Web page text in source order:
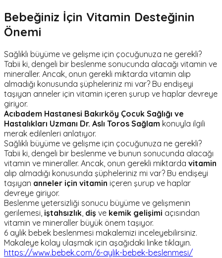
Bebeğiniz İçin Vitamin Desteğinin
Önemi
Sağlıklı büyüme ve gelişme için çocuğunuza ne gerekli?
Tabii ki, dengeli bir beslenme sonucunda alacağı vitamin ve
mineraller. Ancak, onun gerekli miktarda vitamin alıp
almadığı konusunda şüpheleriniz mi var? Bu endişeyi
taşıyan anneler için vitamin içeren şurup ve haplar devreye
giriyor.
Acıbadem Hastanesi Bakırköy Çocuk Sağlığı ve
Hastalıkları Uzmanı Dr. Aslı Toros Sağlam konuyla ilgili
merak edilenleri anlatıyor.
Sağlıklı büyüme ve gelişme için çocuğunuza ne gerekli?
Tabii ki, dengeli bir beslenme ve bunun sonucunda alacağı
vitamin ve mineraller. Ancak, onun gerekli miktarda vitamin
alıp almadığı konusunda şüpheleriniz mi var? Bu endişeyi
taşıyan anneler için vitamin içeren şurup ve haplar
devreye giriyor.
Beslenme yetersizliği sonucu büyüme ve gelişmenin
gerilemesi, iştahsızlık diş ve kemik gelişimi açısından
vitamin ve mineraller büyük önem taşıyor.
6 aylık bebek beslenmesi makalemizi inceleyebilirsiniz.
Makaleye kolay ulaşmak için aşağıdaki linke tıklayın.
https://www.bebek.com/6-aylik-bebek-beslenmesi/